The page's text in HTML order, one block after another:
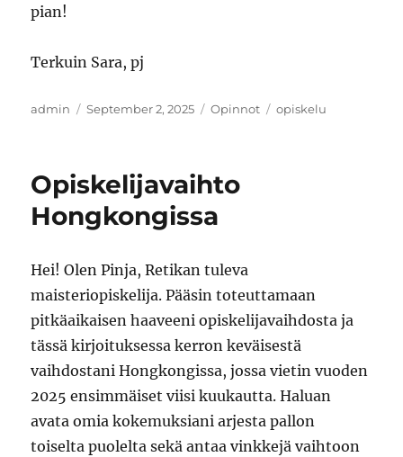
pian!
Terkuin Sara, pj
Author
admin
Posted
September 2, 2025 Categories
Opinnot Tags
opiskelu
Opiskelijavaihto
Hongkongissa
Hei! Olen Pinja, Retikan tuleva
maisteriopiskelija. Pääsin toteuttamaan
pitkäaikaisen haaveeni opiskelijavaihdosta ja
tässä kirjoituksessa kerron keväisestä
vaihdostani Hongkongissa, jossa vietin vuoden
2025 ensimmäiset viisi kuukautta. Haluan
avata omia kokemuksiani arjesta pallon
toiselta puolelta sekä antaa vinkkejä vaihtoon